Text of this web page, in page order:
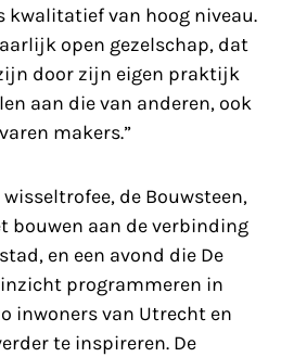
kwalitatief van hoog niveau.
open gezelschap, dat
door zijn eigen praktijk
aan die van anderen, ook
makers.”
de Bouwsteen,
bouwen aan de verbinding
en een avond die De
programmeren in
inwoners van Utrecht en
te inspireren. De